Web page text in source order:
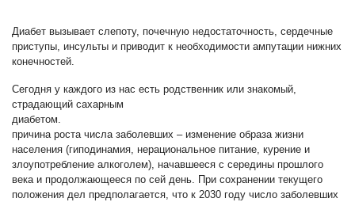
Диабет вызывает слепоту, почечную недостаточность, сердечные
приступы, инсульты и приводит к необходимости ампутации нижних
конечностей.
Сегодня у каждого из нас есть родственник или знакомый,
страдающий сахарным
диабетом.
причина роста числа заболевших – изменение образа жизни
населения (гиподинамия, нерациональное питание, курение и
злоупотребление алкоголем), начавшееся с середины прошлого
века и продолжающееся по сей день. При сохранении текущего
положения дел предполагается, что к 2030 году число заболевших